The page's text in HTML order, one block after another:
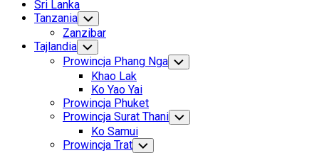
Sri Lanka
Tanzania Toggle
Child
Menu
Zanzibar
Tajlandia Toggle
Child
Menu
Prowincja Phang Nga Toggle
Child
Khao Lak
Ko Yao Yai
Prowincja Phuket
Prowincja Surat Thani Toggle
Child
Ko Samui
Prowincja Trat Toggle